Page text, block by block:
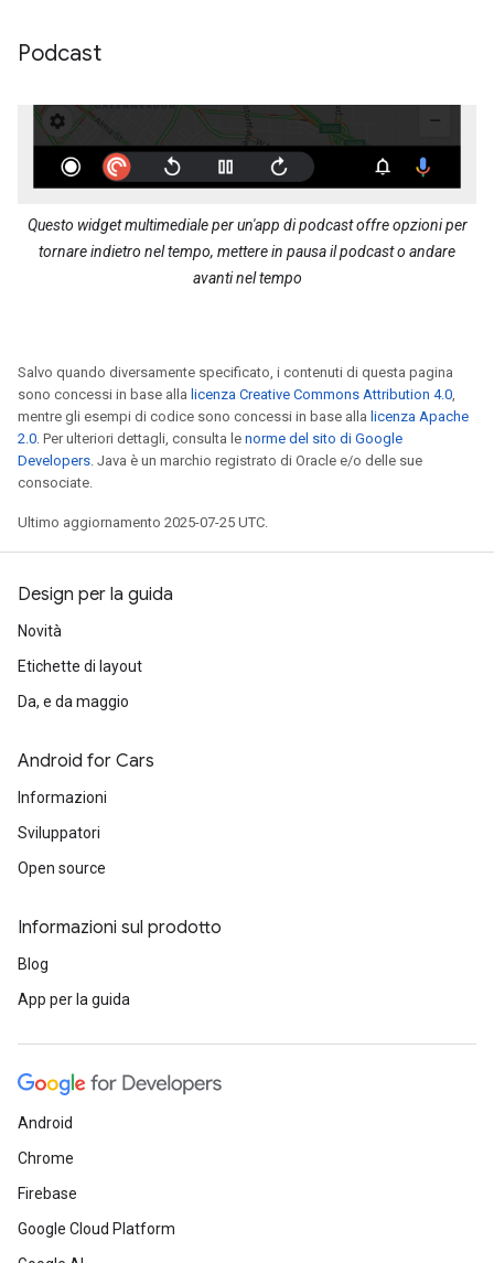
Podcast
Questo widget multimediale per un'app di podcast offre opzioni per
tornare indietro nel tempo, mettere in pausa il podcast o andare
avanti nel tempo
Salvo quando diversamente specificato, i contenuti di questa pagina
sono concessi in base alla licenza Creative Commons Attribution 4.0
mentre gli esempi di codice sono concessi in base alla licenza Apache
2.0 . Per ulteriori dettagli, consulta le norme del sito di Google
Developers . Java è un marchio registrato di Oracle e/o delle sue
consociate.
Ultimo aggiornamento 2025-07-25 UTC.
Design per la guida
Novità
Etichette di layout
Da, e da maggio
Android for Cars
Informazioni
Sviluppatori
Open source
Informazioni sul prodotto
Blog
App per la guida
Android
Chrome
Firebase
Google Cloud Platform